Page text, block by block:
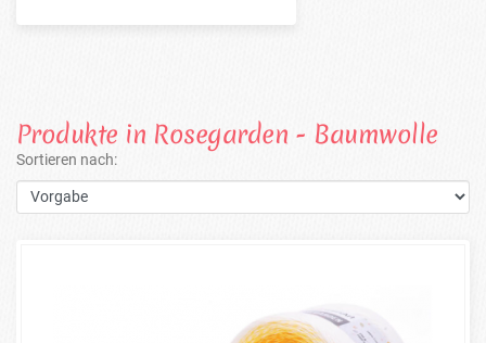
Produkte in Rosegarden - Baumwolle
Sortieren nach: